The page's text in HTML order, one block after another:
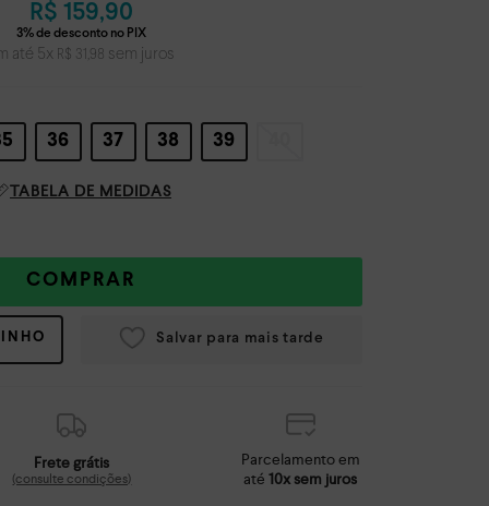
R$ 159,90
até 5x R$ 31 ,98 sem juros
36 37 38 39
TABELA DE MEDIDAS
COMPRAR
Frete grátis
(consulte condições)
Parcelamento em
até10x sem juros